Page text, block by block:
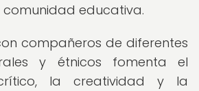
educativa.
compañeros de diferentes
y étnicos fomenta el
la creatividad y la